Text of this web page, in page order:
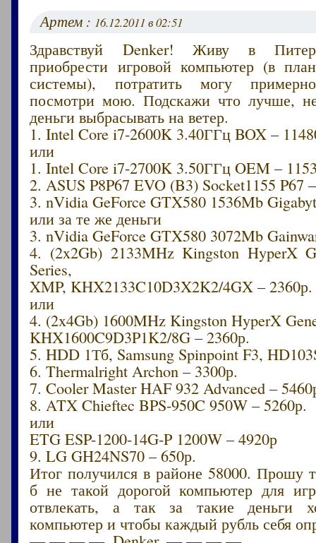
Артем : 16.12.2011 в 02:51
Здравствуй Denker! Живу в
приобрести игровой компьютер (в
системы), потратить могу
посмотри мою. Подскажи что лучше, не
деньги выбрасывать на ветер.
1. Intel Core i7-2600K 3.40ГГц BOX –
или
1. Intel Core i7-2700K 3.50ГГц OEM –
2. ASUS P8P67 EVO (B3) Socket1155 P67
3. nVidia GeForce GTX580 1536Mb
или за те же деньги
3. nVidia GeForce GTX580 3072Mb
4. (2x2Gb) 2133MHz Kingston HyperX
Series,
XMP, KHX2133C10D3X2K2/4GX – 2360р.
или
4. (2x4Gb) 1600MHz Kingston HyperX
KHX1600C9D3P1K2/8G – 2360р.
5. HDD 1Тб, Samsung Spinpoint F3,
6. Thermalright Archon – 3300р.
7. Cooler Master HAF 932 Advanced –
8. ATX Chieftec BPS-950C 950W – 5260р.
или
ETG ESP-1200-14G-P 1200W – 4920р
9. LG GH24NS70 – 650р.
Итог получился в районе 58000. Прошу
б не такой дорогой компьютер для
отвлекать, а так за такие деньги
компьютер и чтобы каждый рубль себя